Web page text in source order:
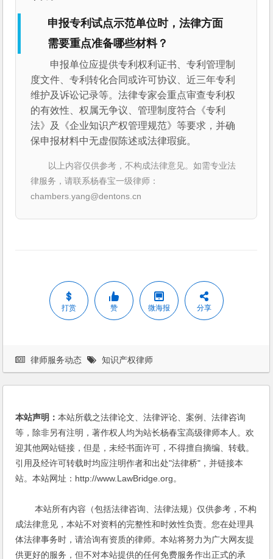
申报专利试点示范单位时，法律方面
需要重点准备哪些材料？
申报单位应提供专利权利证书、专利管理制
度文件、专利转化合同或许可协议、近三年专利
维护及诉讼记录等。法律专家会重点审查专利权
的有效性、权属无争议、管理制度符合《专利
法》及《企业知识产权管理规范》等要求，并确
保申报材料中无虚假陈述或法律瑕疵。
以上内容仅供参考，不构成法律意见。如需专业法
律服务，请联系杨春宝一级律师：
chambers.yang@dentons.cn
打赏 赞 微海报 分享
律师服务动态 知识产权律师
本站声明：本站所载之法律论文、法律评论、案例、法律咨询
等，除非另有注明，著作权人均为站长杨春宝高级律师本人。欢
迎其他网站链接，但是，未经书面许可，不得擅自摘编、转载。
引用及经许可转载时均应注明作者和出处"法律桥"，并链接本
站。本站网址：http://www.LawBridge.org。
本站所有内容（包括法律咨询、法律法规）仅供参考，不构
成法律意见，本站不对资料的完整性和时效性负责。您在处理具
体法律事务时，请洽询有资质的律师。本站将努力为广大网友提
供更好的服务，但不对本站提供的任何免费服务作出正式的承